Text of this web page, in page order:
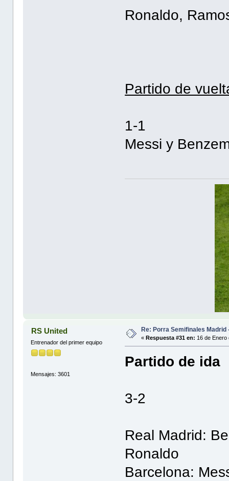
Ronaldo,
Partido de
1-1
Messi y
RS United
Entrenador del primer equipo
Mensajes: 3601
Re: Porra Semifinales Madrid
«Respuesta #31 en: 16 de Enero
Partido de ida
3-2
Real Madrid:
Ronaldo
Barcelona: